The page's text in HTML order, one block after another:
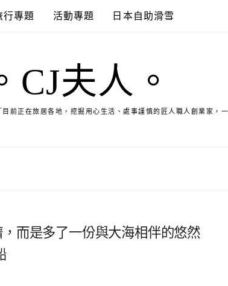
專題 活動專題 日本自助滑雪
CJ夫人。
前正在旅居各地，挖掘用心生活、處事謹慎的匠人職人創業家，一
而是多了一份與大海相伴的悠然